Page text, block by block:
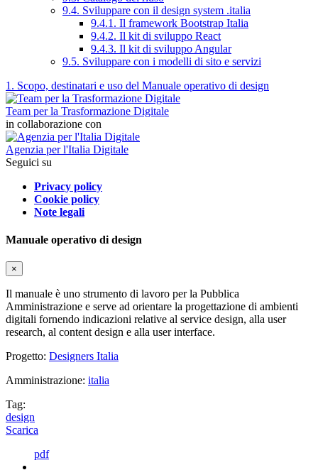
9.4. Sviluppare con il design system .italia
9.4.1. Il framework Bootstrap Italia
9.4.2. Il kit di sviluppo React
9.4.3. Il kit di sviluppo Angular
9.5. Sviluppare con i modelli di sito e servizi
1. Scopo, destinatari e uso del Manuale operativo di design
Team per la Trasformazione Digitale
in collaborazione con
Agenzia per l'Italia Digitale
Seguici su
Privacy policy
Cookie policy
Note legali
Manuale operativo di design
×
Il manuale è uno strumento di lavoro per la Pubblica
Amministrazione e serve ad orientare la progettazione di ambienti
digitali fornendo indicazioni relative al service design, alla user
research, al content design e alla user interface.
Progetto: Designers Italia
Amministrazione: italia
Tag:
design
Scarica
pdf